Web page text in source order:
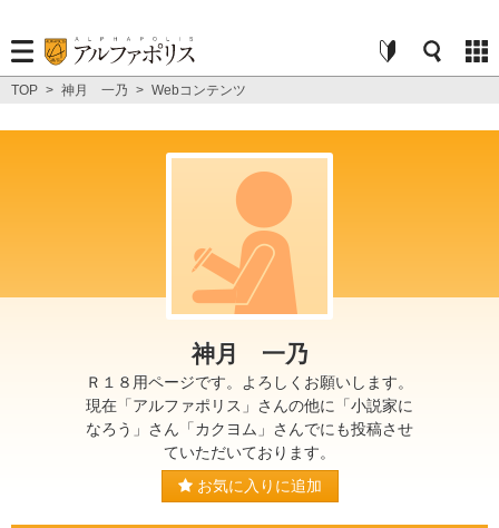
TOP > 神月 一乃 > Webコンテンツ
神月 一乃
Ｒ１８用ページです。よろしくお願いします。
現在「アルファポリス」さんの他に「小説家に
なろう」さん「カクヨム」さんでにも投稿させ
ていただいております。
お気に入りに追加